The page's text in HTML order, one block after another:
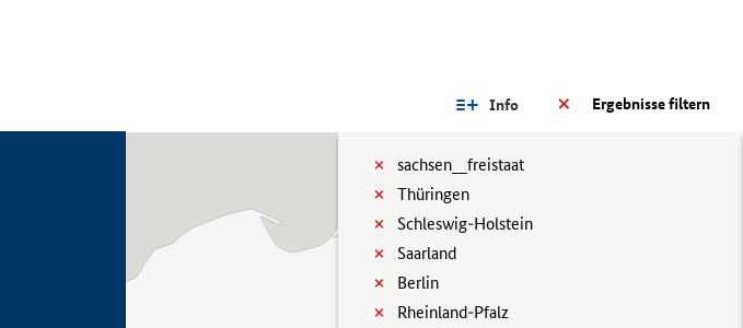
Ergebnisse filtern
Info
sachsen__freistaat
Thüringen
Schleswig-Holstein
Saarland
Berlin
Rheinland-Pfalz